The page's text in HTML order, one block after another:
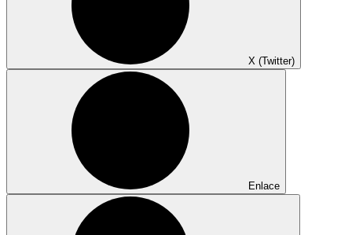
X (Twitter)
Enlace